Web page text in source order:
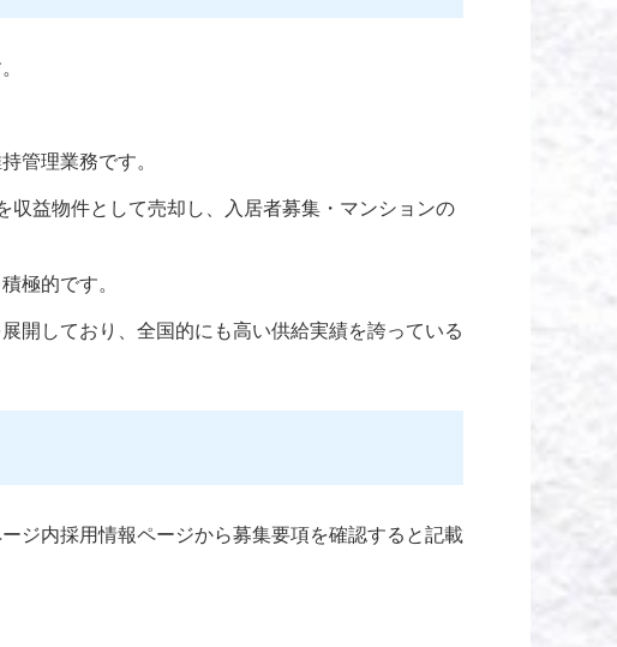
管理業務です。
益物件として売却し、入居者募集・マンションの
極的です。
開しており、全国的にも高い供給実績を誇っている
ジ内採用情報ページから募集要項を確認すると記載